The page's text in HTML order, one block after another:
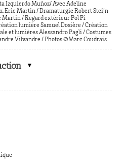
Izquierdo Muñoz/ Avec Adeline
Eric Martin / Dramaturgie Robert Steijn
Martin / Regard extérieur Pol Pi
lumière Samuel Dosière / Création
et lumières Alessandro Pagli / Costumes
Vilvandre / Photos ©Marc Coudrais